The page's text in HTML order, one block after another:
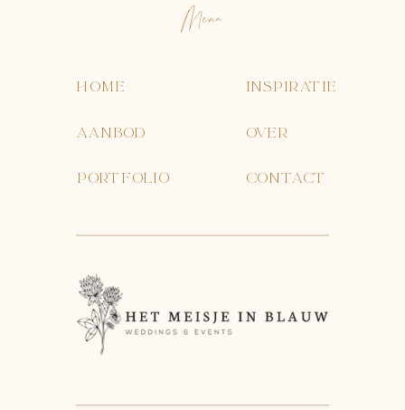
Contact
Over
inspiratie
Portfolio
Aanbod
Home
Menu